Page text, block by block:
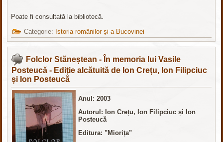
Poate fi consultată la bibliotecă.
Categorie: Istoria românilor și a Bucovinei
Folclor Stăneștean - În memoria lui Vasile
Posteucă - Ediție alcătuită de Ion Crețu, Ion Filipciuc
și Ion Posteucă
Anul: 2003
Autorul: Ion Crețu, Ion Filipciuc și Ion
Posteucă
Editura: "Miorița"